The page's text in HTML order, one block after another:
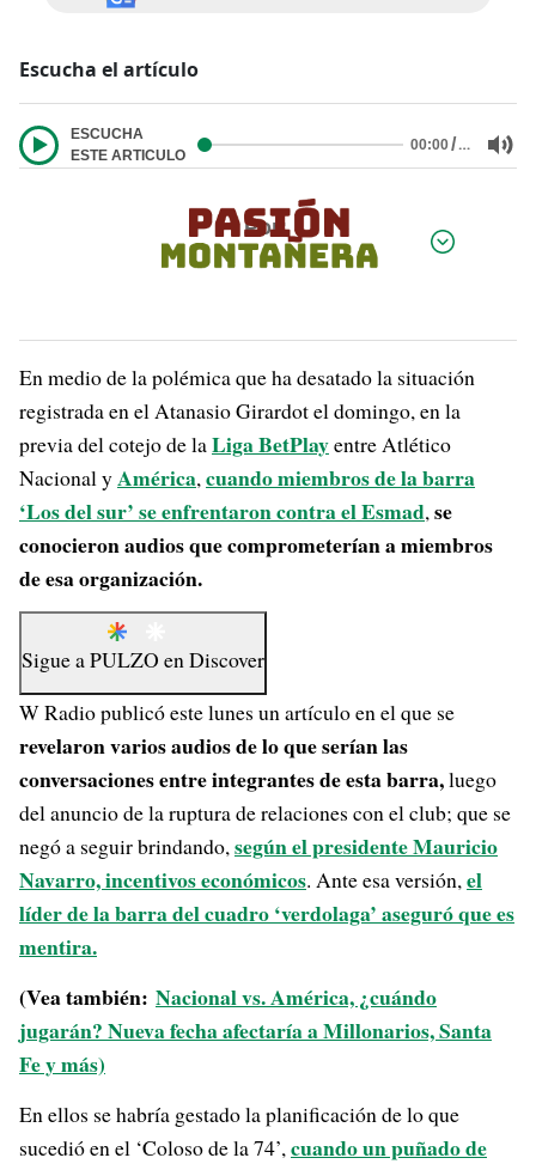
Escucha el artículo
ESCUCHA
ESTE ARTICULO
00:00/…
Por:
En medio de la polémica que ha desatado la situación
registrada en el Atanasio Girardot el domingo, en la
previa del cotejo de laLiga BetPlayentre Atlético
Nacional yAmérica,cuando miembros de la barra
‘Los del sur’ se enfrentaron contra el Esmad,se
conocieron audios que comprometerían a miembros
de esa organización.
Sigue aPULZO enDiscover
W Radio publicó este lunes un artículo en el que se
revelaron varios audios de lo que serían las
conversaciones entre integrantes de esta barra,luego
del anuncio de la ruptura de relaciones con el club; que se
negó a seguir brindando,según el presidente Mauricio
Navarro, incentivos económicos. Ante esa versión,el
líder de la barra del cuadro ‘verdolaga’ aseguró que es
mentira.
(Vea también: Nacional vs. América, ¿cuándo
jugarán? Nueva fecha afectaría a Millonarios, Santa
Fe y más)
En ellos se habría gestado la planificación de lo que
sucedió en el ‘Coloso de la 74’,cuando un puñado de